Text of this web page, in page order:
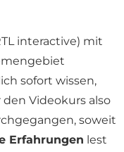
interactive) mit
sofort wissen,
Videokurs also
soweit
Erfahrungen lest